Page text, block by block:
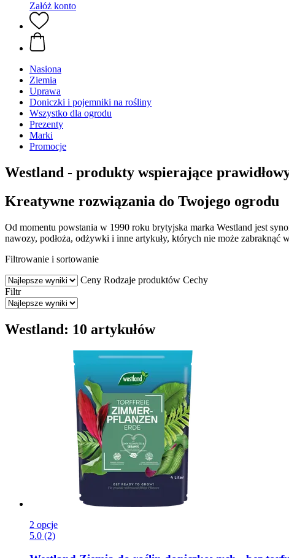
Załóż konto
Nasiona
Ziemia
Uprawa
Doniczki i pojemniki na rośliny
Wszystko dla ogrodu
Prezenty
Marki
Promocje
Westland - produkty wspierające
Kreatywne rozwiązania do Twojego ogrodu
Od momentu powstania w 1990 roku brytyjska marka Westland jest
nawozy, podłoża, odżywki i inne artykuły, których nie może zabraknąć
Filtrowanie i sortowanie
Ceny Rodzaje produktów Cechy
Filtr
Westland: 10 artykułów
2 opcje
5.0 (2)